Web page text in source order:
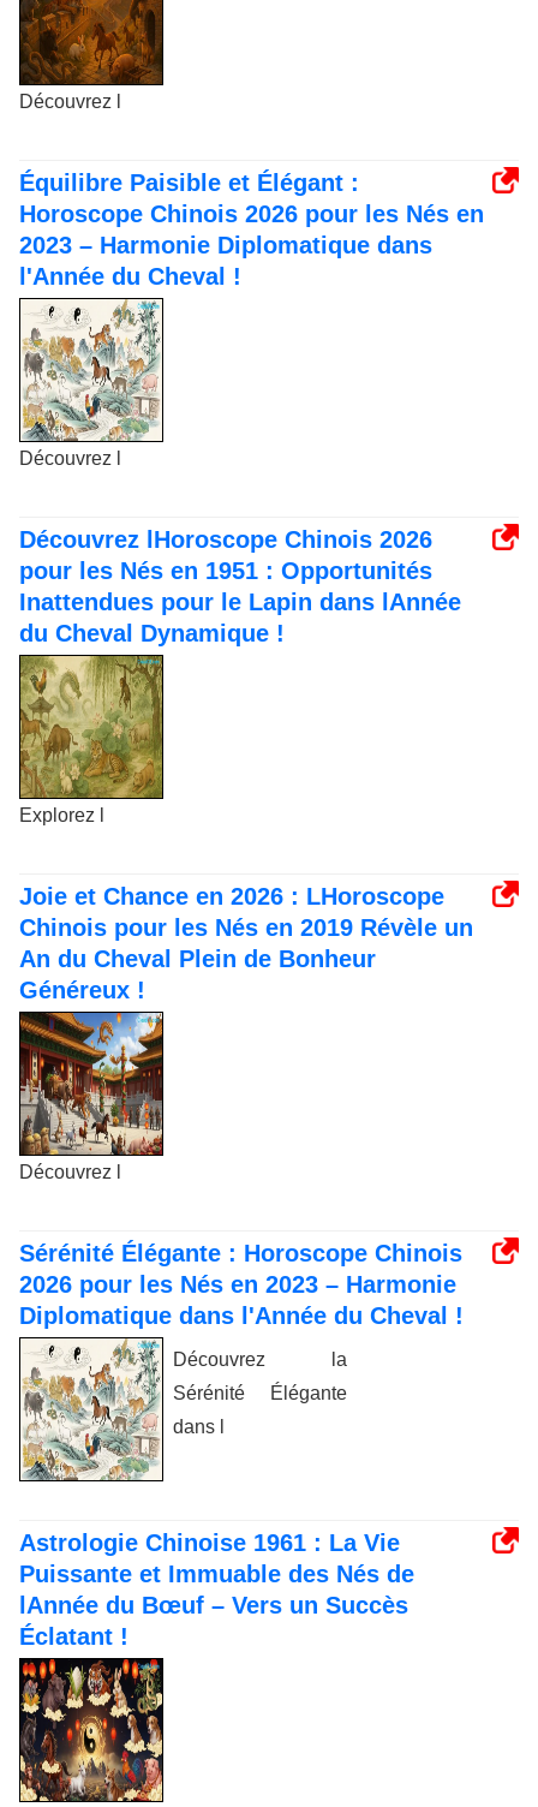
Découvrez l
Équilibre Paisible et Élégant :
Horoscope Chinois 2026 pour les Nés en
2023 – Harmonie Diplomatique dans
l'Année du Cheval !
Découvrez l
Découvrez lHoroscope Chinois 2026
pour les Nés en 1951 : Opportunités
Inattendues pour le Lapin dans lAnnée
du Cheval Dynamique !
Explorez l
Joie et Chance en 2026 : LHoroscope
Chinois pour les Nés en 2019 Révèle un
An du Cheval Plein de Bonheur
Généreux !
Découvrez l
Sérénité Élégante : Horoscope Chinois
2026 pour les Nés en 2023 – Harmonie
Diplomatique dans l'Année du Cheval !
Découvrez la
Sérénité Élégante
dans l
Astrologie Chinoise 1961 : La Vie
Puissante et Immuable des Nés de
lAnnée du Bœuf – Vers un Succès
Éclatant !